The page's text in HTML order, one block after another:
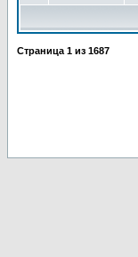
Страница 1 из 1687